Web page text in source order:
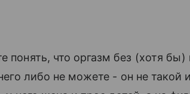
понять, что оргазм без (хотя
либо не можете - он не такой